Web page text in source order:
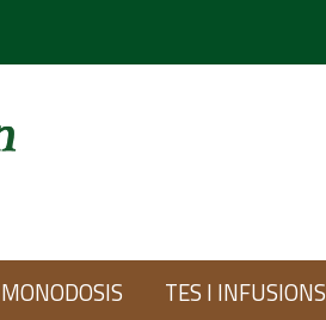
MONODOSIS TES I INFUSIONS